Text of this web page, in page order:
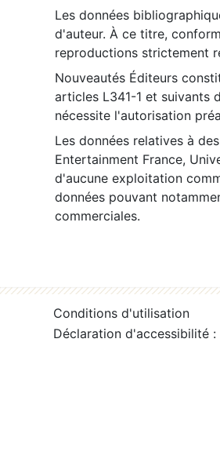
Les données
d'auteur. À ce titre,
reproductions strictement
Nouveautés Éditeurs
articles L341-1 et suivants
nécessite l'autorisation
Les données relatives à
Entertainment France,
d'aucune exploitation
données pouvant
commerciales.
Conditions d'utilisation
Déclaration d'accessibilité